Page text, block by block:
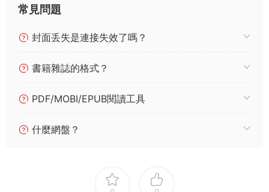
常見問題
封面丢失是連接失效了嗎？
書籍雜誌的格式？
PDF/MOBI/EPUB閱讀工具
什麼網盤？